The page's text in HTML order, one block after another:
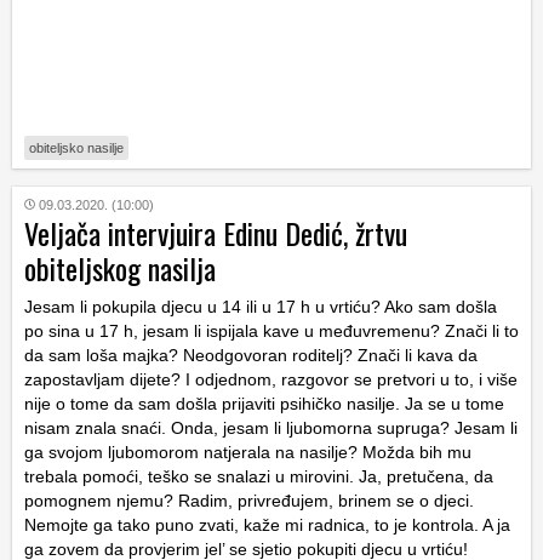
obiteljsko nasilje
09.03.2020. (10:00)
Veljača intervjuira Edinu Dedić, žrtvu
obiteljskog nasilja
Jesam li pokupila djecu u 14 ili u 17 h u vrtiću? Ako sam došla
po sina u 17 h, jesam li ispijala kave u međuvremenu? Znači li to
da sam loša majka? Neodgovoran roditelj? Znači li kava da
zapostavljam dijete? I odjednom, razgovor se pretvori u to, i više
nije o tome da sam došla prijaviti psihičko nasilje. Ja se u tome
nisam znala snaći. Onda, jesam li ljubomorna supruga? Jesam li
ga svojom ljubomorom natjerala na nasilje? Možda bih mu
trebala pomoći, teško se snalazi u mirovini. Ja, pretučena, da
pomognem njemu? Radim, privređujem, brinem se o djeci.
Nemojte ga tako puno zvati, kaže mi radnica, to je kontrola. A ja
ga zovem da provjerim jel’ se sjetio pokupiti djecu u vrtiću!